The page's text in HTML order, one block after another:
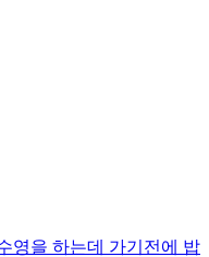
영을 하는데 가기전에 밥